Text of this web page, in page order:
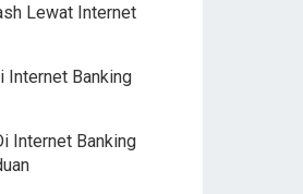
Lewat Internet
Internet Banking
Internet Banking